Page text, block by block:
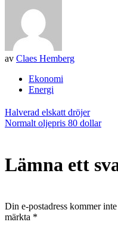
av Claes Hemberg
Ekonomi
Energi
Inläggsnavigering
Halverad elskatt dröjer
Normalt oljepris 80 dollar
Lämna ett
Din e-postadress kommer
märkta *